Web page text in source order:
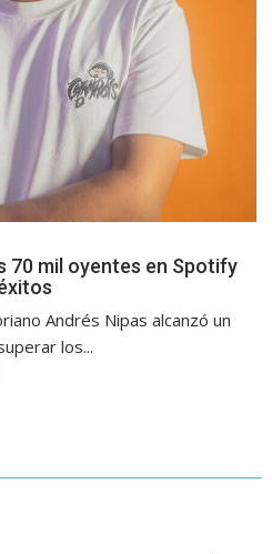
70 mil oyentes en Spotify
Andrés Nipas alcanzó un
los...